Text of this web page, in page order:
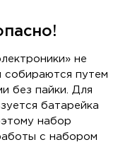
не
собираются путем
без пайки. Для
батарейка
набор
с набором